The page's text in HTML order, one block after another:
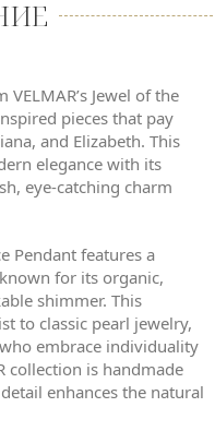
Jewel of the
pieces that pay
and Elizabeth. This
elegance with its
eye-catching charm
Pendant features a
for its organic,
shimmer. This
to classic pearl jewelry,
embrace individuality
collection is handmade
enhances the natural